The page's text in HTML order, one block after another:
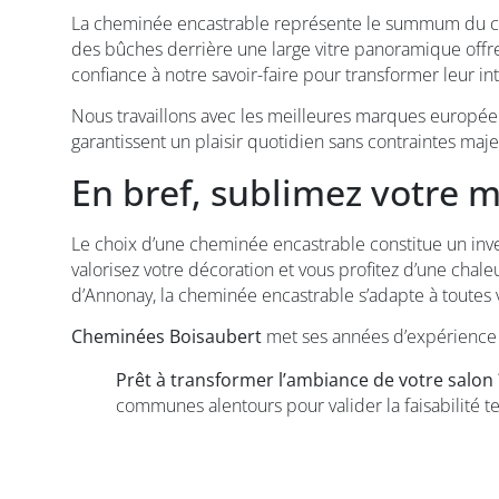
La cheminée encastrable représente le summum
des bûches derrière une large vitre panoramique
confiance à notre savoir-faire pour transformer leur
Nous travaillons avec les meilleures marques
garantissent un plaisir quotidien sans contraintes
En bref, sublimez votre
Le choix d’une cheminée encastrable constitue un
valorisez votre décoration et vous profitez d’une
d’Annonay, la cheminée encastrable s’adapte à toutes
Cheminées Boisaubert met ses années
Prêt à transformer l’ambiance de votre salon
communes alentours pour valider la faisabilité